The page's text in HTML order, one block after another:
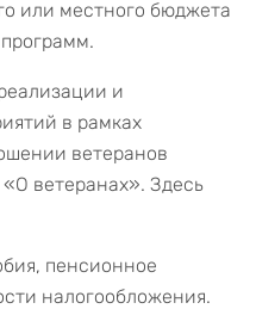
или местного бюджета
и
в рамках
ветеранов
ветеранах». Здесь
пенсионное
налогообложения.